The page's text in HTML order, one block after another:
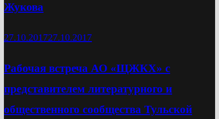
Жукова
27.10.201727.10.2017
Рабочая встреча АО «ЩЖКХ» с
представителем литературного и
общественного сообщества Тульской